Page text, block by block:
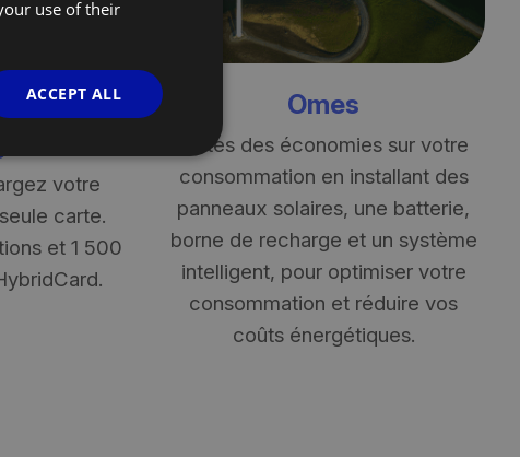
&
votre
carte.
et 1 500
Omes
Faites des économies sur votre
consommation en installant des
panneaux solaires, une batterie,
borne de recharge et un système
intelligent, pour optimiser votre
consommation et réduire vos
coûts énergétiques.
use of their
ACCEPT ALL